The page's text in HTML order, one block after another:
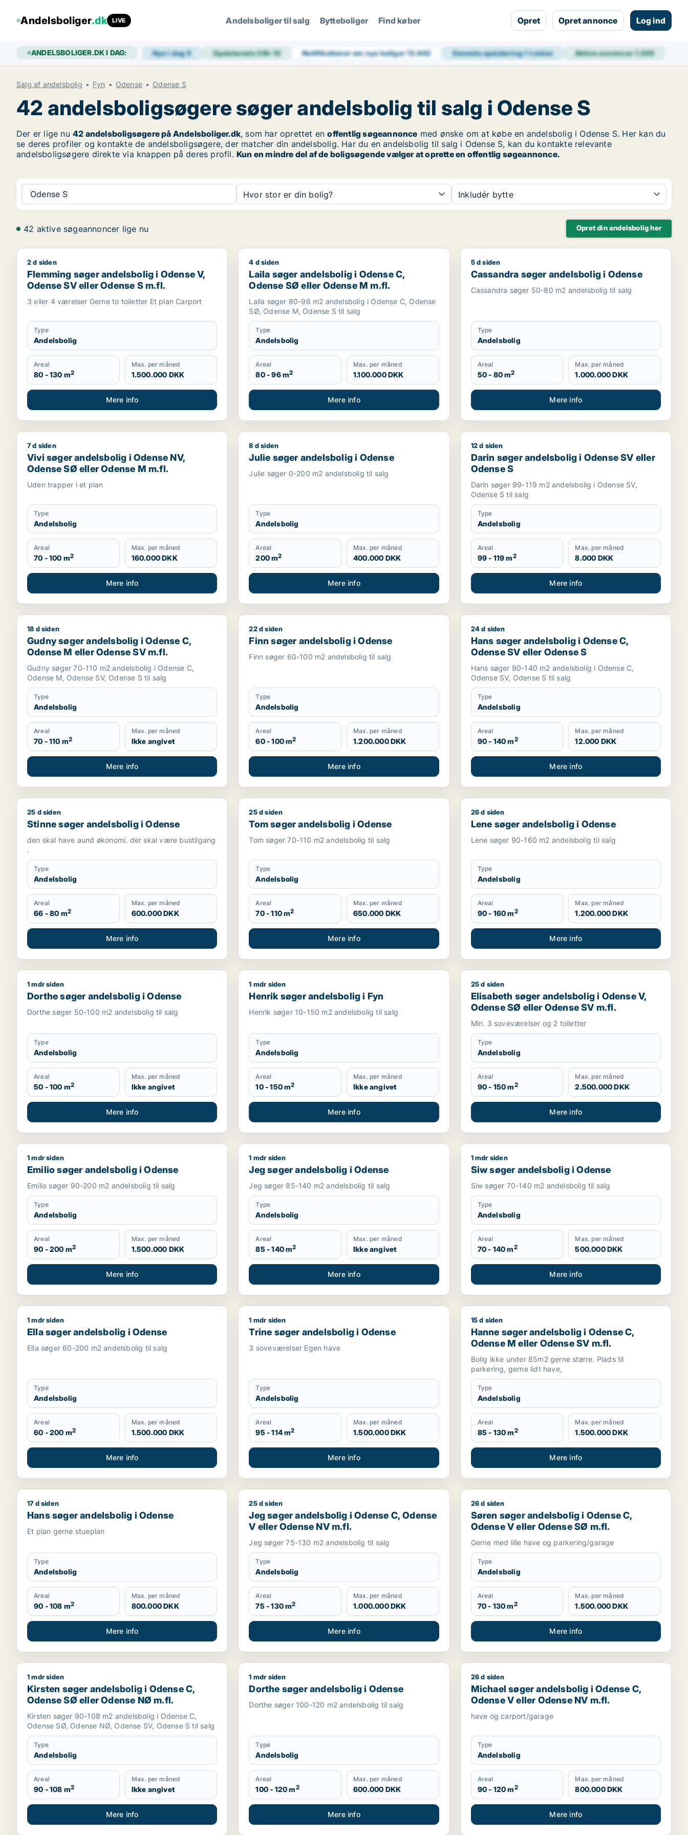
Andelsboliger.dk LIVE Andelsboliger til salg Bytteboliger Find køber Opret Opret annonce Log ind
ANDELSBOLIGER.DK I DAG: Nye i dag5 Opdaterede 24h10 Notifikationer om nye boliger13.642 Seneste opdatering1 t siden Aktive annoncer1.020
Salg af andelsbolig Fyn Odense Odense S
42 andelsboligsøgere søger andelsbolig til salg i Odense S
Der er lige nu 42 andelsboligsøgere på Andelsboliger.dk, som har oprettet enoffentlig søgeannonce med ønske om at købe en andelsbolig i Odense S. Her kan du
se deres profiler og kontakte de andelsboligsøgere, der matcher din andelsbolig. Har du en andelsbolig til salg i Odense S, kan du kontakte relevante
andelsboligsøgere direkte via knappen på deres profil.Kun en mindre del af de boligsøgende vælger at oprette en offentlig søgeannonce.
Odense S Hvor stor er din bolig? Inkludér bytte
42 aktive søgeannoncer lige nu Opret din andelsbolig her
Flemming søger andelsbolig i Odense V, Odense SV eller Odense S m.fl.
2 d siden
Flemming søger andelsbolig i Odense V,
Odense SV eller Odense S m.fl.
3 eller 4 værelser Gerne to toiletter Et plan Carport
Type
Andelsbolig
Areal
80 - 130 m2
Max. per måned
1.500.000 DKK
Mere info
Laila søger andelsbolig i Odense C, Odense SØ eller Odense M m.fl.
4 d siden
Laila søger andelsbolig i Odense C,
Odense SØ eller Odense M m.fl.
Laila søger 80-96 m2 andelsbolig i Odense C, Odense
SØ, Odense M, Odense S til salg
Type
Andelsbolig
Areal
80 - 96 m2
Max. per måned
1.100.000 DKK
Mere info
Cassandra søger andelsbolig i Odense
5 d siden
Cassandra søger andelsbolig i Odense
Cassandra søger 50-80 m2 andelsbolig til salg
Type
Andelsbolig
Areal
50 - 80 m2
Max. per måned
1.000.000 DKK
Mere info
Vivi søger andelsbolig i Odense NV, Odense SØ eller Odense M m.fl.
7 d siden
Vivi søger andelsbolig i Odense NV,
Odense SØ eller Odense M m.fl.
Uden trapper i et plan
Type
Andelsbolig
Areal
70 - 100 m2
Max. per måned
160.000 DKK
Mere info
Julie søger andelsbolig i Odense
8 d siden
Julie søger andelsbolig i Odense
Julie søger 0-200 m2 andelsbolig til salg
Type
Andelsbolig
Areal
200 m2
Max. per måned
400.000 DKK
Mere info
Darin søger andelsbolig i Odense SV eller Odense S
12 d siden
Darin søger andelsbolig i Odense SV eller
Odense S
Darin søger 99-119 m2 andelsbolig i Odense SV,
Odense S til salg
Type
Andelsbolig
Areal
99 - 119 m2
Max. per måned
8.000 DKK
Mere info
Gudny søger andelsbolig i Odense C, Odense M eller Odense SV m.fl.
18 d siden
Gudny søger andelsbolig i Odense C,
Odense M eller Odense SV m.fl.
Gudny søger 70-110 m2 andelsbolig i Odense C,
Odense M, Odense SV, Odense S til salg
Type
Andelsbolig
Areal
70 - 110 m2
Max. per måned
Ikke angivet
Mere info
Finn søger andelsbolig i Odense
22 d siden
Finn søger andelsbolig i Odense
Finn søger 60-100 m2 andelsbolig til salg
Type
Andelsbolig
Areal
60 - 100 m2
Max. per måned
1.200.000 DKK
Mere info
Hans søger andelsbolig i Odense C, Odense SV eller
24 d siden
Hans søger andelsbolig i Odense C,
Odense SV eller Odense S
Hans søger 90-140 m2 andelsbolig i Odense C,
Odense SV, Odense S til salg
Type
Andelsbolig
Areal
90 - 140 m2
Max. per måned
12.000 DKK
Mere info
Stinne søger andelsbolig i Odense
25 d siden
Stinne søger andelsbolig i Odense
den skal have aund økonomi. der skal være bustilgang
.
Type
Andelsbolig
Areal
66 - 80 m2
Max. per måned
600.000 DKK
Mere info
Tom søger andelsbolig i Odense
25 d siden
Tom søger andelsbolig i Odense
Tom søger 70-110 m2 andelsbolig til salg
Type
Andelsbolig
Areal
70 - 110 m2
Max. per måned
650.000 DKK
Mere info
Lene søger andelsbolig i Odense
26 d siden
Lene søger andelsbolig i Odense
Lene søger 90-160 m2 andelsbolig til salg
Type
Andelsbolig
Areal
90 - 160 m2
Max. per måned
1.200.000 DKK
Mere info
Dorthe søger andelsbolig i Odense
1 mdr siden
Dorthe søger andelsbolig i Odense
Dorthe søger 50-100 m2 andelsbolig til salg
Type
Andelsbolig
Areal
50 - 100 m2
Max. per måned
Ikke angivet
Mere info
Henrik søger andelsbolig i Fyn
1 mdr siden
Henrik søger andelsbolig i Fyn
Henrik søger 10-150 m2 andelsbolig til salg
Type
Andelsbolig
Areal
10 - 150 m2
Max. per måned
Ikke angivet
Mere info
Elisabeth søger andelsbolig i Odense V, Odense SØ
25 d siden
Elisabeth søger andelsbolig i Odense V,
Odense SØ eller Odense SV m.fl.
Min. 3 soveværelser og 2 toiletter
Type
Andelsbolig
Areal
90 - 150 m2
Max. per måned
2.500.000 DKK
Mere info
Emilio søger andelsbolig i Odense
1 mdr siden
Emilio søger andelsbolig i Odense
Emilio søger 90-200 m2 andelsbolig til salg
Type
Andelsbolig
Areal
90 - 200 m2
Max. per måned
1.500.000 DKK
Mere info
Jeg søger andelsbolig i Odense
1 mdr siden
Jeg søger andelsbolig i Odense
Jeg søger 85-140 m2 andelsbolig til salg
Type
Andelsbolig
Areal
85 - 140 m2
Max. per måned
Ikke angivet
Mere info
Siw søger andelsbolig i Odense
1 mdr siden
Siw søger andelsbolig i Odense
Siw søger 70-140 m2 andelsbolig til salg
Type
Andelsbolig
Areal
70 - 140 m2
Max. per måned
500.000 DKK
Mere info
Ella søger andelsbolig i Odense
1 mdr siden
Ella søger andelsbolig i Odense
Ella søger 60-200 m2 andelsbolig til salg
Type
Andelsbolig
Areal
60 - 200 m2
Max. per måned
1.500.000 DKK
Mere info
Trine søger andelsbolig i Odense
1 mdr siden
Trine søger andelsbolig i Odense
3 soveværelser Egen have
Type
Andelsbolig
Areal
95 - 114 m2
Max. per måned
1.500.000 DKK
Mere info
Hanne søger andelsbolig i Odense C, Odense M eller
15 d siden
Hanne søger andelsbolig i Odense C,
Odense M eller Odense SV m.fl.
Bolig ikke under 85m2 gerne større. Plads til
parkering, gerne lidt have,
Type
Andelsbolig
Areal
85 - 130 m2
Max. per måned
1.500.000 DKK
Mere info
Hans søger andelsbolig i Odense
17 d siden
Hans søger andelsbolig i Odense
Et plan gerne stueplan
Type
Andelsbolig
Areal
90 - 108 m2
Max. per måned
800.000 DKK
Mere info
Jeg søger andelsbolig i Odense C, Odense V eller Odense NV m.fl.
25 d siden
Jeg søger andelsbolig i Odense C, Odense
V eller Odense NV m.fl.
Jeg søger 75-130 m2 andelsbolig til salg
Type
Andelsbolig
Areal
75 - 130 m2
Max. per måned
1.000.000 DKK
Mere info
Søren søger andelsbolig i Odense C, Odense V eller
26 d siden
Søren søger andelsbolig i Odense C,
Odense V eller Odense SØ m.fl.
Gerne med lille have og parkering/garage
Type
Andelsbolig
Areal
70 - 130 m2
Max. per måned
1.500.000 DKK
Mere info
Kirsten søger andelsbolig i Odense C, Odense SØ eller Odense NØ m.fl.
1 mdr siden
Kirsten søger andelsbolig i Odense C,
Odense SØ eller Odense NØ m.fl.
Kirsten søger 90-108 m2 andelsbolig i Odense C,
Odense SØ, Odense NØ, Odense SV, Odense S til salg
Type
Andelsbolig
Areal
90 - 108 m2
Max. per måned
Ikke angivet
Mere info
Dorthe søger andelsbolig i Odense
1 mdr siden
Dorthe søger andelsbolig i Odense
Dorthe søger 100-120 m2 andelsbolig til salg
Type
Andelsbolig
Areal
100 - 120 m2
Max. per måned
600.000 DKK
Mere info
Michael søger andelsbolig i Odense C, Odense V eller
26 d siden
Michael søger andelsbolig i Odense C,
Odense V eller Odense NV m.fl.
have og carport/garage
Type
Andelsbolig
Areal
90 - 120 m2
Max. per måned
800.000 DKK
Mere info